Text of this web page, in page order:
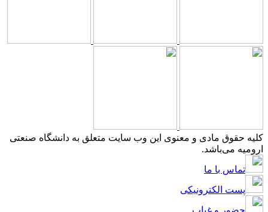
کلیه حقوق مادی و معنوی این وب سایت متعلق به دانشگاه صنعتی
ارومیه می‌باشد.
تماس با ما
پست الکترونیکی
حضور و غیاب